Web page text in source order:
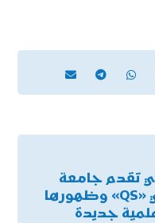
تقدم جامعة
الأزهر في التصنيف العالمي «QS» وظهورها
جديدة